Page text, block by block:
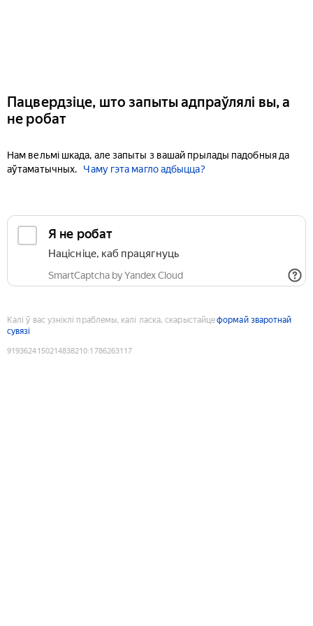
Пацвердзіце, што запыты адпраўлялі вы, а
не робат
Нам вельмі шкада, але запыты з вашай прылады падобныя да
аўтаматычных.
Чаму гэта магло адбыцца?
Я не робат
Націсніце, каб працягнуць
SmartCaptcha by Yandex Cloud
Калі ў вас узніклі праблемы, калі ласка, скарыстайцеформай зваротнай
сувязі
9193624150214838210:1786263117